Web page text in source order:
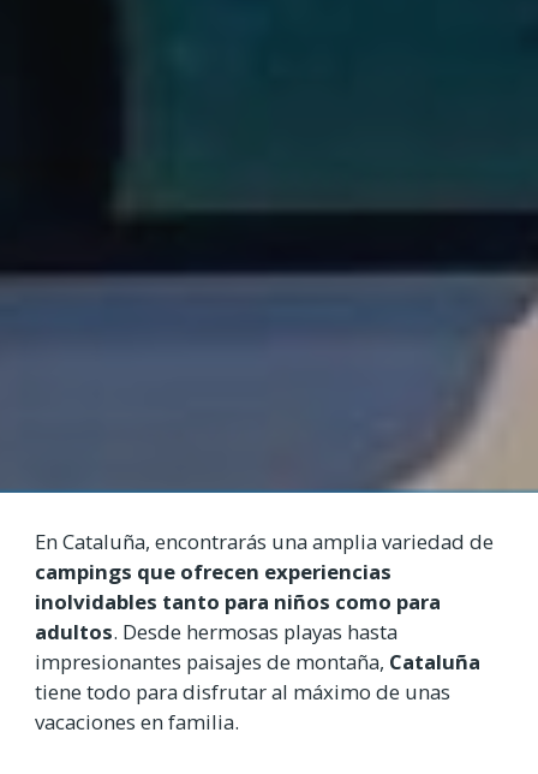
En Cataluña, encontrarás una amplia variedad de
campings que ofrecen experiencias
inolvidables tanto para niños como para
adultos. Desde hermosas playas hasta
impresionantes paisajes de montaña, Cataluña
tiene todo para disfrutar al máximo de unas
vacaciones en familia.